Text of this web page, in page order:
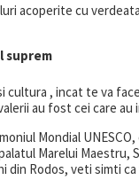
acoperite cu
suprem
, incat te va
au fost cei care
Mondial
Marelui Maestru,
din Rodos, veti simti